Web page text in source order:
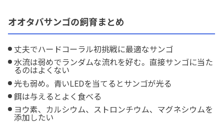
オオタバサンゴの飼育まとめ
丈夫でハードコーラル初挑戦に最適なサンゴ
水流は弱めでランダムな流れを好む。直接サンゴに当た
るのはよくない
光も弱め。青いLEDを当てるとサンゴが光る
餌は与えるとよく食べる
ヨウ素、カルシウム、ストロンチウム、マグネシウムを
添加したい